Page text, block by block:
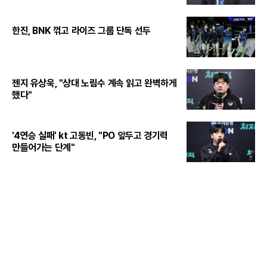
한진, BNK 꺾고 라이즈 그룹 단독 선두
젠지 유상욱, "상대 노림수 계속 읽고 완벽하게
했다"
'4연승 실패' kt 고동빈, "PO 앞두고 경기력
만들어가는 단계"